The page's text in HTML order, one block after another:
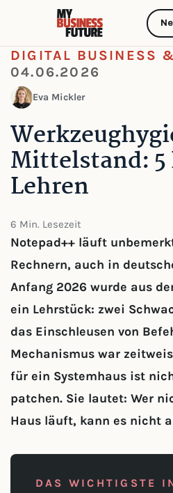
DIGITAL BUSINESS
04.06.2026
Eva Mickler
Mittelstand: 5
Lehren
6 Min. Lesezeit
Notepad++ läuft
Rechnern, auch in
Anfang 2026 wurde aus
ein Lehrstück: zwei
das Einschleusen von
Mechanismus war
für ein Systemhaus ist
patchen. Sie lautet: Wer
Haus läuft, kann es nicht
DAS WICHTIGSTE